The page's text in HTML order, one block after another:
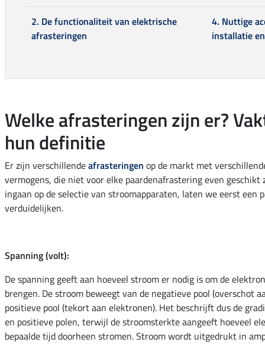
2. De functionaliteit van elektrische
afrasteringen
4. Nuttige
installatie
Welke afrasteringen zijn er?
hun definitie
Er zijn verschillendeafrasteringen op de markt met
vermogens, die niet voor elke paardenafrastering even geschikt
ingaan op de selectie van stroomapparaten, laten we eerst een
verduidelijken.
Spanning (volt):
De spanning geeft aan hoeveel stroom er nodig is om de
brengen. De stroom beweegt van de negatieve pool (overschot
positieve pool (tekort aan elektronen). Het beschrijft dus de
en positieve polen, terwijl de stroomsterkte aangeeft hoeveel
bepaalde tijd doorheen stromen. Stroom wordt uitgedrukt in